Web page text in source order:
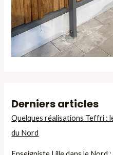
Derniers articles
Quelques réalisations Teffri :
du Nord